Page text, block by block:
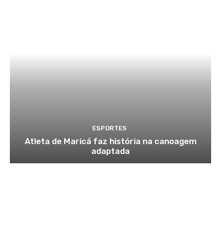
ESPORTES
Atleta de Maricá faz história na canoagem
adaptada